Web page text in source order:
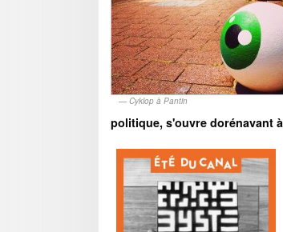
Cyklop à Pantin
politique, s'ouvre dorénavant